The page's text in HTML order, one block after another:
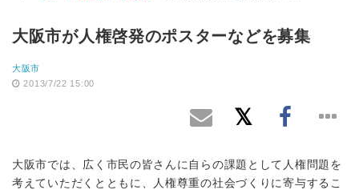
大阪市が人権啓発のポスターなどを募集
大阪市
2013/7/22 15:00
大阪市では、広く市民の皆さんに自らの課題として人権問題を
考えていただくとともに、人権尊重の社会づくりに寄与するこ